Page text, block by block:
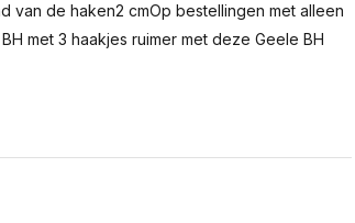
van de haken2 cmOp bestellingen met alleen
met 3 haakjes ruimer met deze Geele BH